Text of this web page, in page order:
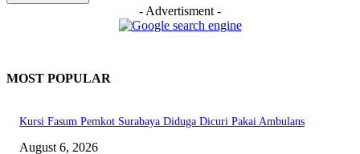
- Advertisment -
MOST POPULAR
Kursi Fasum Pemkot Surabaya Diduga Dicuri Pakai Ambulans
August 6, 2026